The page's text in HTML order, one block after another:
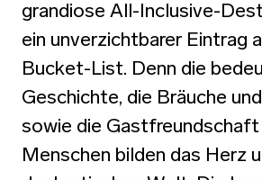
grandiose All-Inclusive-
ein unverzichtbarer Eintrag
Bucket-List. Denn die
Geschichte, die Bräuche
sowie die
Menschen bilden das Herz